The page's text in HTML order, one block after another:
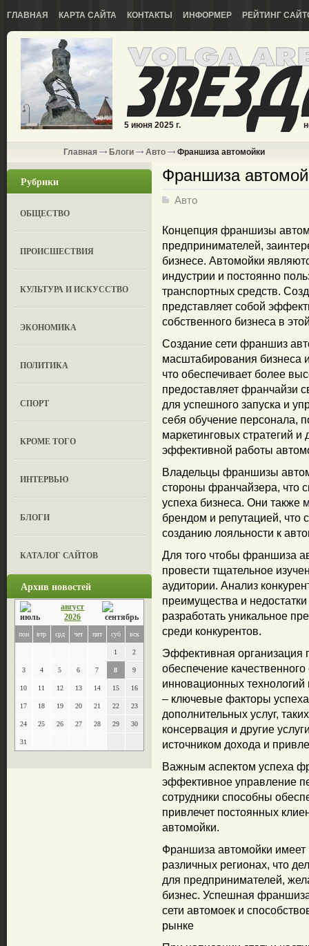
ГЛАВНАЯ КАРТА САЙТА КОНТАКТЫ ИНФОРМЕР РЕЙТИНГ
5 июня 2025 г.
Главная Блоги Авто Франшиза автомойки
Рубрики
ОБЩЕСТВО
ПРОИСШЕСТВИЯ
КУЛЬТУРА И ИСКУССТВО
ЭКОНОМИКА
ПОЛИТИКА
СПОРТ
КРОМЕ ТОГО
ИНТЕРВЬЮ
БЛОГИ
КАТАЛОГ САЙТОВ
Архив новостей
август
2026
пон втр срд чет пят суб вск
1 2
3 4 5 6 7 8 9
10 11 12 13 14 15 16
17 18 19 20 21 22 23
24 25 26 27 28 29 30
31
Франшиза
Авто
Концепция франшизы
предпринимателей,
бизнесе. Автомойки
индустрии и постоянно
транспортных средств.
представляет собой
собственного бизнеса в
Создание сети франшиз
масштабирования бизнеса
что обеспечивает более
предоставляет франчайзи
для успешного запуска и
себя обучение персонала,
маркетинговых стратегий
эффективной работы
Владельцы франшизы
стороны франчайзера, что
успеха бизнеса. Они также
брендом и репутацией, что
созданию лояльности к
Для того чтобы франшиза
провести тщательное
аудитории. Анализ
преимущества и
разработать уникальное
среди конкурентов.
Эффективная организация
обеспечение
инновационных технологий
– ключевые факторы
дополнительных услуг,
консервация и другие
источником дохода и
Важным аспектом успеха
эффективное управление
сотрудники способны
привлечет постоянных
автомойки.
Франшиза автомойки
различных регионах, что
для предпринимателей,
бизнес. Успешная
сети автомоек и
рынке